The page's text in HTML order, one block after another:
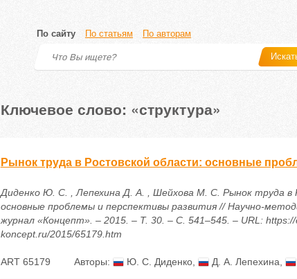
По сайту По статьям По авторам
Ключевое слово: «структура»
Рынок труда в Ростовской области: основные
Диденко Ю. С. , Лепехина Д. А. , Шейхова М. С. Рынок труда в
основные проблемы и перспективы развития // Научно-
журнал «Концепт». – 2015. – Т. 30. – С. 541–545. – URL:
koncept.ru/2015/65179.htm
ART 65179 Авторы: Ю. С. Диденко, Д. А. Лепехина